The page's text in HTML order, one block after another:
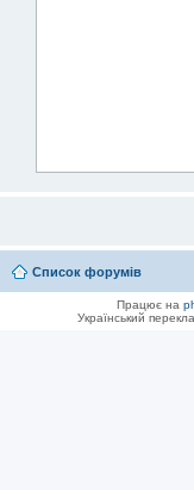
Список форумів
Працює на
Український